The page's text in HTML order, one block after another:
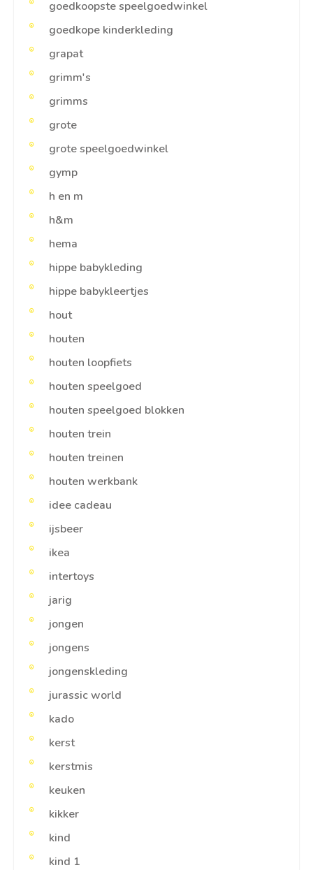
goedkoopste speelgoedwinkel
goedkope kinderkleding
grapat
grimm's
grimms
grote
grote speelgoedwinkel
gymp
h en m
h&m
hema
hippe babykleding
hippe babykleertjes
hout
houten
houten loopfiets
houten speelgoed
houten speelgoed blokken
houten trein
houten treinen
houten werkbank
idee cadeau
ijsbeer
ikea
intertoys
jarig
jongen
jongens
jongenskleding
jurassic world
kado
kerst
kerstmis
keuken
kikker
kind
kind 1